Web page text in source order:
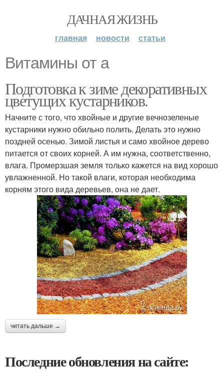
ДАЧНАЯ ЖИЗНЬ
главная новости статьи
Витамины от а
Подготовка к зиме декоративных
цветущих кустарников.
Начните с того, что хвойные и другие вечнозеленые
кустарники нужно обильно полить. Делать это нужно
поздней осенью. Зимой листья и само хвойное дерево
питается от своих корней. А им нужна, соответственно,
влага. Промерзшая земля только кажется на вид хорошо
увлажненной. Но такой влаги, которая необходима
корням этого вида деревьев, она не дает.
читать дальше →
Последние обновления на сайте: